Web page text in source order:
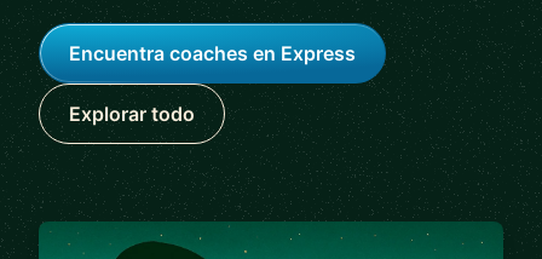
Encuentra coaches en Express
Explorar todo